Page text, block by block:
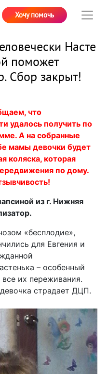
Хочу помочь
Насте
поможет
Сбор закрыт!
что
удалось получить по
А на собранные
мамы девочки будет
коляска, которая
по дому.
из г. Нижняя
«бесплодие»,
для Евгения и
– особенный
их переживания.
страдает ДЦП.